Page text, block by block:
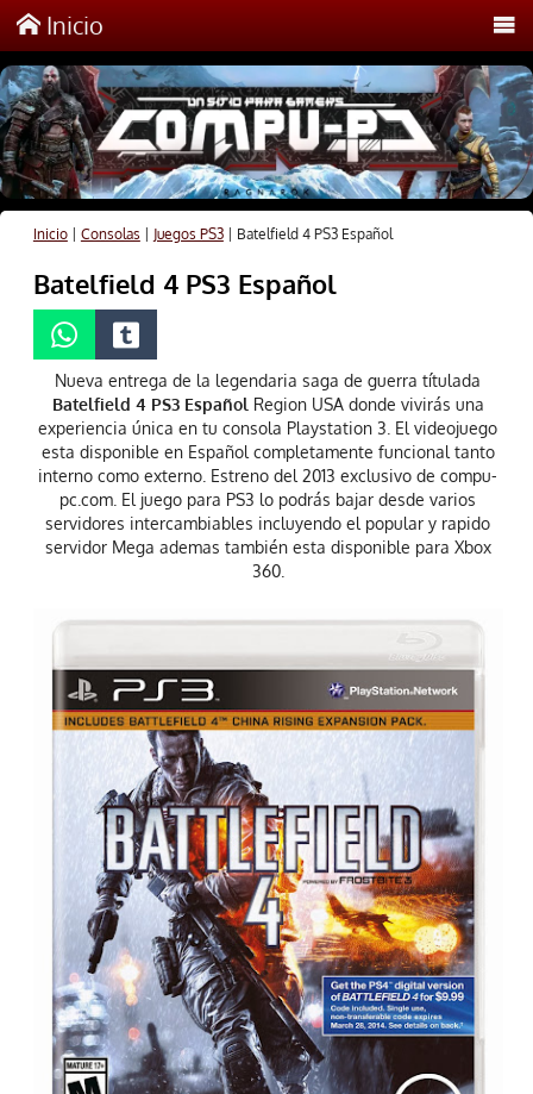
Inicio
Inicio| Consolas Juegos PS3| Batelfield 4 PS3 Español
Batelfield 4 PS3 Español
Nueva entrega de la legendaria saga de guerra títulada
Batelfield 4 PS3 EspañolRegion USA donde vivirás una
experiencia única en tu consola Playstation 3. El videojuego
esta disponible en Español completamente funcional tanto
interno como externo. Estreno del 2013 exclusivo de compu-
pc.com. El juego para PS3 lo podrás bajar desde varios
servidores intercambiables incluyendo el popular y rapido
servidor Mega ademas también esta disponible para Xbox
360.